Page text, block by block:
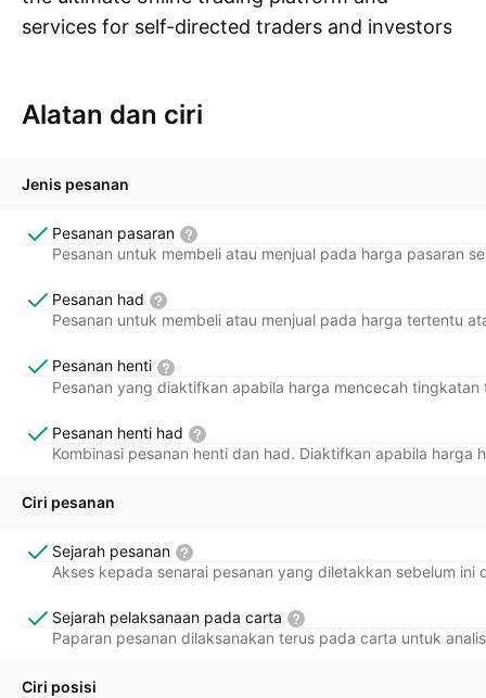
services for self-directed traders and investors
TradeStation is already a recognized industry
even better. Equities, Options, and Futures
Securities, Inc.
Important Documents
Alatan dan ciri
Jenis pesanan
Pesanan pasaran
Pesanan untuk membeli atau menjual pada harga pasaran
Pesanan had
Pesanan untuk membeli atau menjual pada harga tertentu
Pesanan henti
Pesanan yang diaktifkan apabila harga mencecah
Pesanan henti had
Kombinasi pesanan henti dan had. Diaktifkan apabila
Ciri pesanan
Sejarah pesanan
Akses kepada senarai pesanan yang diletakkan sebelum ini
Sejarah pelaksanaan pada carta
Paparan pesanan dilaksanakan terus pada carta untuk
Ciri posisi